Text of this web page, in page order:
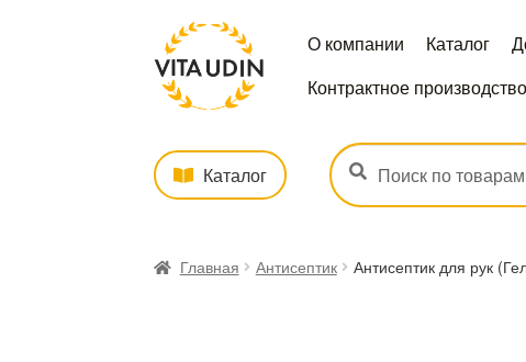
О компании Каталог
Контрактное производство
Каталог
Искать:
Поиск
Главная Антисептик Антисептик для рук